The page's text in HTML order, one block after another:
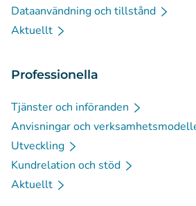
Dataanvändning och tillstånd
Aktuellt
Professionella
Tjänster och införanden
Anvisningar och
Utveckling
Kundrelation och stöd
Aktuellt